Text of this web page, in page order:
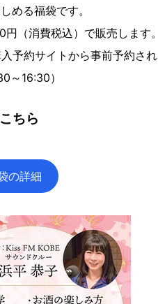
める福袋です。
（消費税込）で販売します。
予約サイトから事前予約され
～16:30）
ちら
の詳細